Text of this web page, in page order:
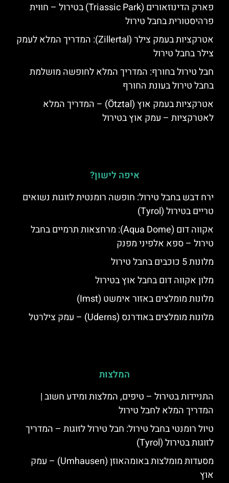
פארק הדינוזאורים (Triassic Park) בטירול – חווית
פרהיסטורית בחבל טירול
אטרקציות בעמק צילר (Zillertal): המדריך המלא לעמק
צילר בחבל טירול
חבל טירול בחורף: המדריך המלא לחופשה מושלמת
בחבל טירול בעונת החורף
אטרקציות בעמק אוץ (Ötztal) – המדריך המלא
לאטרקציות – עמק אוץ בטירול
איפה לישון?
ירח דבש בחבל טירול: חופשה רומנטית לזוגות נשואים
טריים בטירול (Tyrol)
אקווה דום (Aqua Dome): מרחצאות תרמיים בחבל
טירול – ספא אלפיני מפנק
מלונות 5 כוכבים בחבל טירול
מלון אקווה דום בחבל אוץ בטירול
מלונות מומלצים באזור אימשט (Imst)
מלונות מומלצים באודרנס (Uderns) – עמק צילרטל
המלצות
התניידות בטירול – טיפים, המלצות ומידע חשוב |
המדריך המלא לחבל טירול
טיול רומנטי בחבל טירול: חבל טירול לזוגות – המדריך
לזוגות בטירול (Tyrol)
מסעדות מומלצות באומהאוזן (Umhausen) – עמק
אוץ